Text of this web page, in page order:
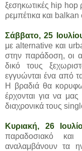
ξεσηκωτικές hip hop
ρεμπέτικα και balkan
Σάββατο, 25
με alternative και
στην παράδοση, οι
δικό τους
εγγυώνται ένα από
Η βραδιά θα
έρχονται για να μας
διαχρονικά τους
Κυριακή, 26
παραδοσιακό
αναλαμβάνουν τα